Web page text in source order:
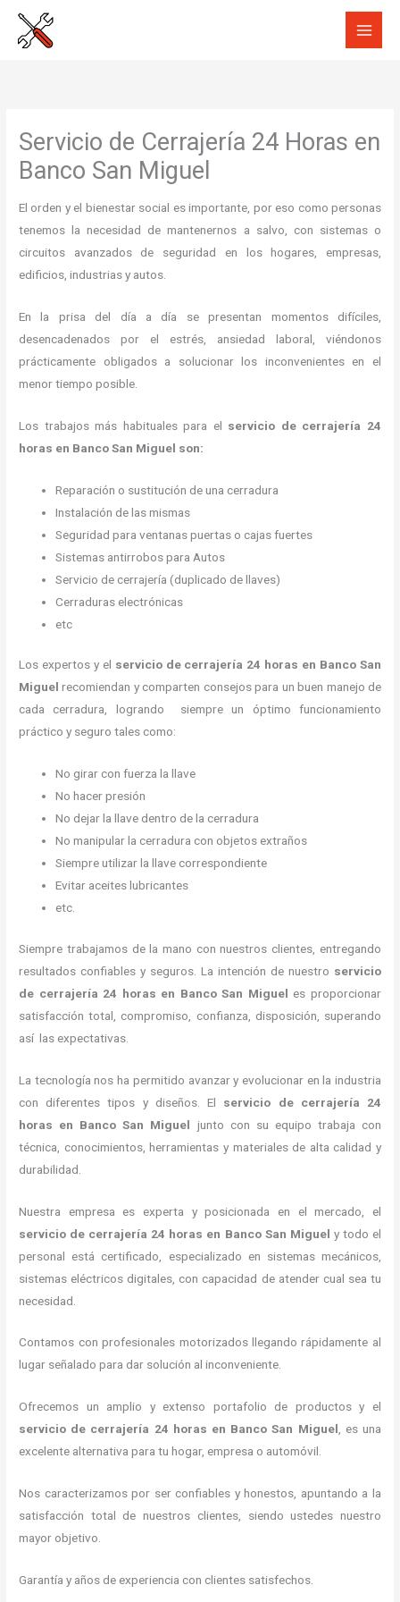
Servicio de Cerrajería 24 Horas en
Banco San Miguel
El orden y el bienestar social es importante, por eso como personas
tenemos la necesidad de mantenernos a salvo, con sistemas o
circuitos avanzados de seguridad en los hogares, empresas,
edificios, industrias y autos.
En la prisa del día a día se presentan momentos difíciles,
desencadenados por el estrés, ansiedad laboral, viéndonos
prácticamente obligados a solucionar los inconvenientes en el
menor tiempo posible.
Los trabajos más habituales para el servicio de cerrajería 24
horas en Banco San Miguel son:
Reparación o sustitución de una cerradura
Instalación de las mismas
Seguridad para ventanas puertas o cajas fuertes
Sistemas antirrobos para Autos
Servicio de cerrajería (duplicado de llaves)
Cerraduras electrónicas
etc
Los expertos y el servicio de cerrajería 24 horas en Banco San
Miguel recomiendan y comparten consejos para un buen manejo de
cada cerradura, logrando siempre un óptimo funcionamiento
práctico y seguro tales como:
No girar con fuerza la llave
No hacer presión
No dejar la llave dentro de la cerradura
No manipular la cerradura con objetos extraños
Siempre utilizar la llave correspondiente
Evitar aceites lubricantes
etc.
Siempre trabajamos de la mano con nuestros clientes, entregando
resultados confiables y seguros. La intención de nuestro servicio
de cerrajería 24 horas en Banco San Miguel es proporcionar
satisfacción total, compromiso, confianza, disposición, superando
así las expectativas.
La tecnología nos ha permitido avanzar y evolucionar en la industria
con diferentes tipos y diseños. El servicio de cerrajería 24
horas en Banco San Miguel junto con su equipo trabaja con
técnica, conocimientos, herramientas y materiales de alta calidad y
durabilidad.
Nuestra empresa es experta y posicionada en el mercado, el
servicio de cerrajería 24 horas en Banco San Miguel y todo el
personal está certificado, especializado en sistemas mecánicos,
sistemas eléctricos digitales, con capacidad de atender cual sea tu
necesidad.
Contamos con profesionales motorizados llegando rápidamente al
lugar señalado para dar solución al inconveniente.
Ofrecemos un amplio y extenso portafolio de productos y el
servicio de cerrajería 24 horas en Banco San Miguel, es una
excelente alternativa para tu hogar, empresa o automóvil.
Nos caracterizamos por ser confiables y honestos, apuntando a la
satisfacción total de nuestros clientes, siendo ustedes nuestro
mayor objetivo.
Garantía y años de experiencia con clientes satisfechos.